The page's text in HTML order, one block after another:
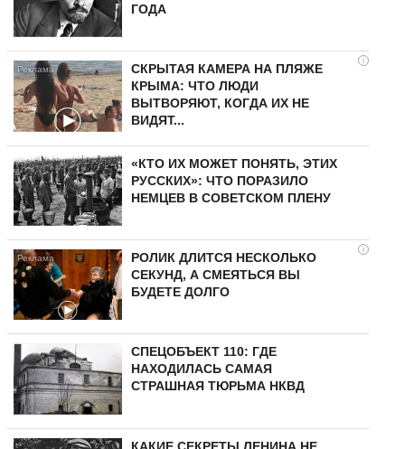
ГОДА
i
СКРЫТАЯ КАМЕРА НА ПЛЯЖЕ
КРЫМА: ЧТО ЛЮДИ
ВЫТВОРЯЮТ, КОГДА ИХ НЕ
ВИДЯТ...
«КТО ИХ МОЖЕТ ПОНЯТЬ, ЭТИХ
РУССКИХ»: ЧТО ПОРАЗИЛО
НЕМЦЕВ В СОВЕТСКОМ ПЛЕНУ
i
РОЛИК ДЛИТСЯ НЕСКОЛЬКО
СЕКУНД, А СМЕЯТЬСЯ ВЫ
БУДЕТЕ ДОЛГО
СПЕЦОБЪЕКТ 110: ГДЕ
НАХОДИЛАСЬ САМАЯ
СТРАШНАЯ ТЮРЬМА НКВД
КАКИЕ СЕКРЕТЫ ЛЕНИНА НЕ